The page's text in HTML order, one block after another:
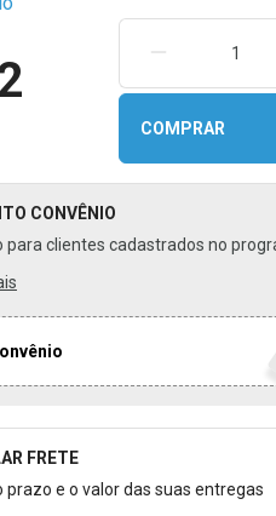
REMOVER
COMPRAR
CONVÊNIO
para clientes cadastrados no
Calcular o Frete
FRETE
prazo e o valor das suas entregas